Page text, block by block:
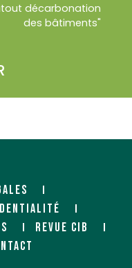
décarbonation
des bâtiments"
REVUE CIB